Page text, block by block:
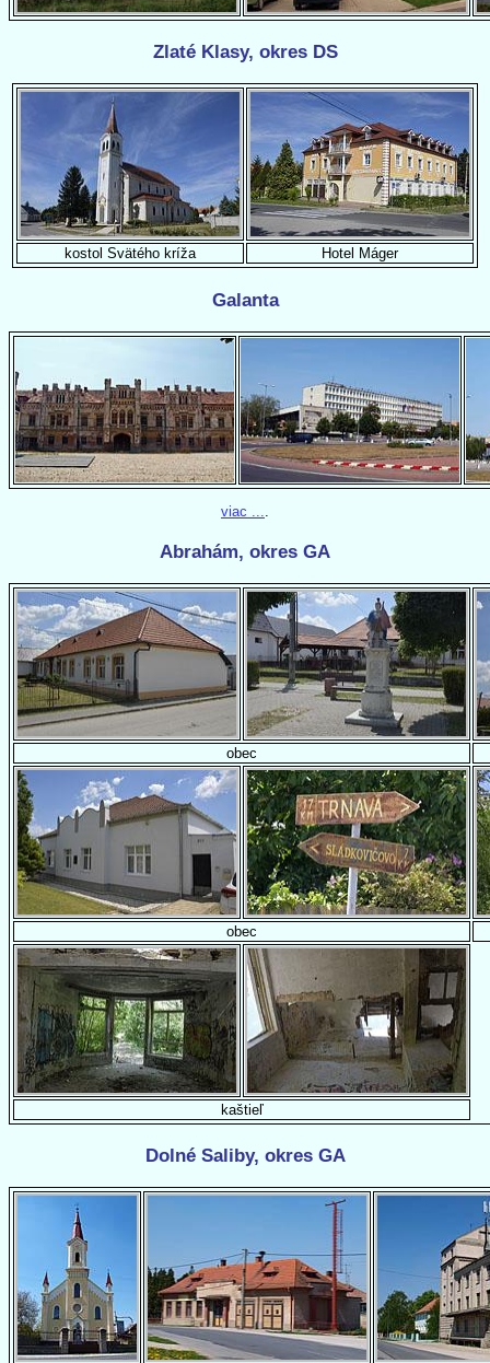
Zlaté Klasy, okres DS
kostol Svätého kríža Hotel Máger
Galanta
viac ....
Abrahám, okres GA
obec
obec
kaštieľ
Dolné Saliby, okres GA